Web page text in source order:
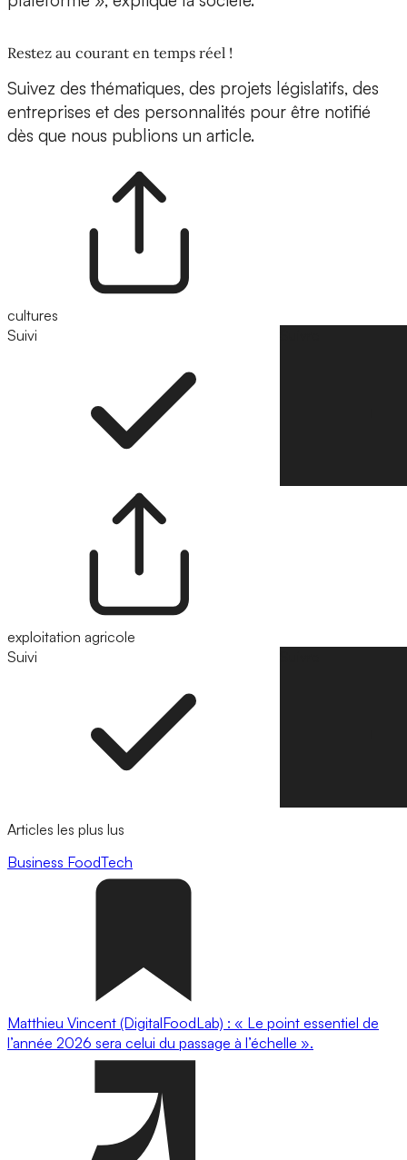
Restez au courant en temps réel !
Suivez des thématiques, des projets législatifs, des
entreprises et des personnalités pour être notifié
dès que nous publions un article.
cultures
Suivi
exploitation agricole
Suivi
Articles les plus lus
Business FoodTech
Matthieu Vincent (DigitalFoodLab) : « Le point essentiel de
l’année 2026 sera celui du passage à l’échelle ».